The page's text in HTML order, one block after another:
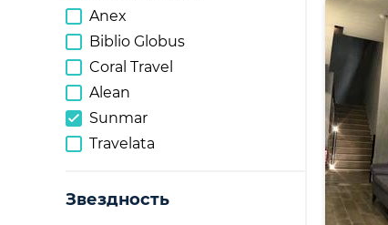
Anex
Biblio Globus
Coral Travel
Alean
Sunmar
Travelata
Звездность